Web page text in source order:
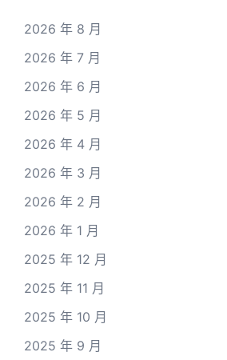
2026 年 8 月
2026 年 7 月
2026 年 6 月
2026 年 5 月
2026 年 4 月
2026 年 3 月
2026 年 2 月
2026 年 1 月
2025 年 12 月
2025 年 11 月
2025 年 10 月
2025 年 9 月